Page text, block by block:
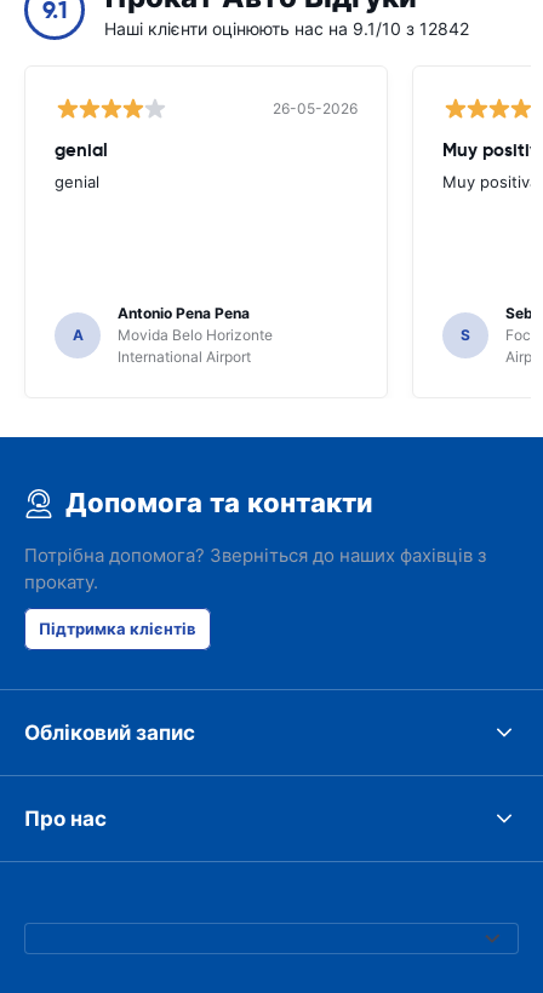
9.1
Наші клієнти оцінюють нас на 9.1/10 з 12842
26-05-2026
genial
genial
A
Antonio Pena Pena
Movida Belo Horizonte
International Airport
Muy
Muy positiva
S
Foco
Допомога та контакти
Потрібна допомога? Зверніться до наших фахівців з
прокату.
Підтримка клієнтів
Обліковий запис
Про нас